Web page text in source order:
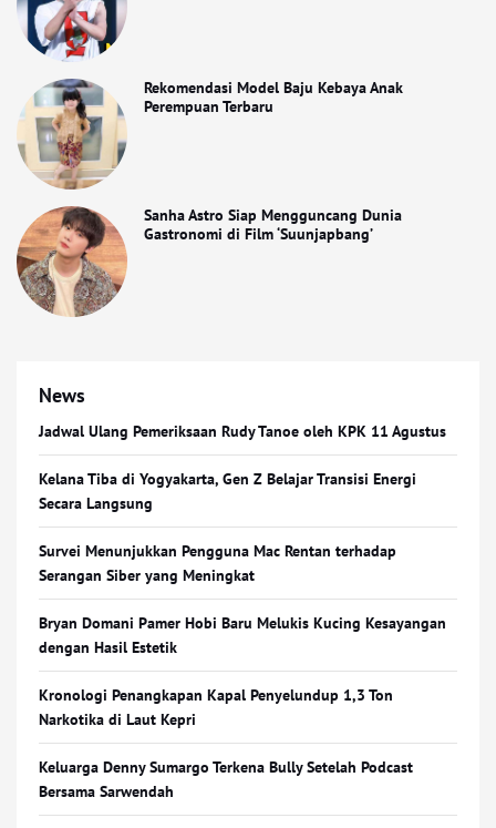
Rekomendasi Model Baju Kebaya Anak
Perempuan Terbaru
Sanha Astro Siap Mengguncang Dunia
Gastronomi di Film ‘Suunjapbang’
News
Jadwal Ulang Pemeriksaan Rudy Tanoe oleh KPK 11 Agustus
Kelana Tiba di Yogyakarta, Gen Z Belajar Transisi Energi
Secara Langsung
Survei Menunjukkan Pengguna Mac Rentan terhadap
Serangan Siber yang Meningkat
Bryan Domani Pamer Hobi Baru Melukis Kucing Kesayangan
dengan Hasil Estetik
Kronologi Penangkapan Kapal Penyelundup 1,3 Ton
Narkotika di Laut Kepri
Keluarga Denny Sumargo Terkena Bully Setelah Podcast
Bersama Sarwendah